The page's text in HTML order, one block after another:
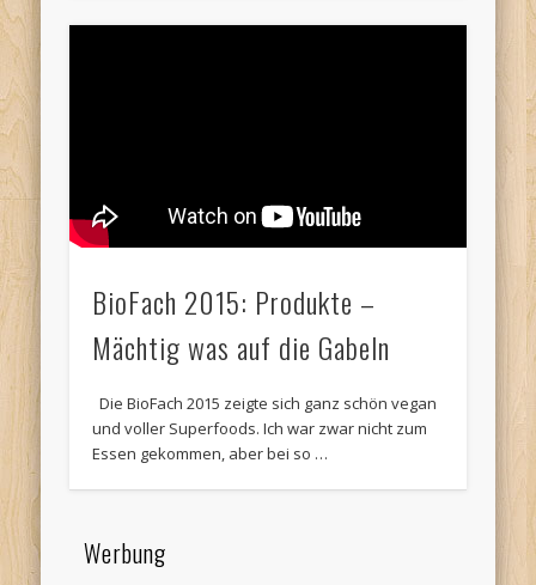
BioFach 2015: Produkte –
Mächtig was auf die Gabeln
Die BioFach 2015 zeigte sich ganz schön vegan
und voller Superfoods. Ich war zwar nicht zum
Essen gekommen, aber bei so …
Werbung